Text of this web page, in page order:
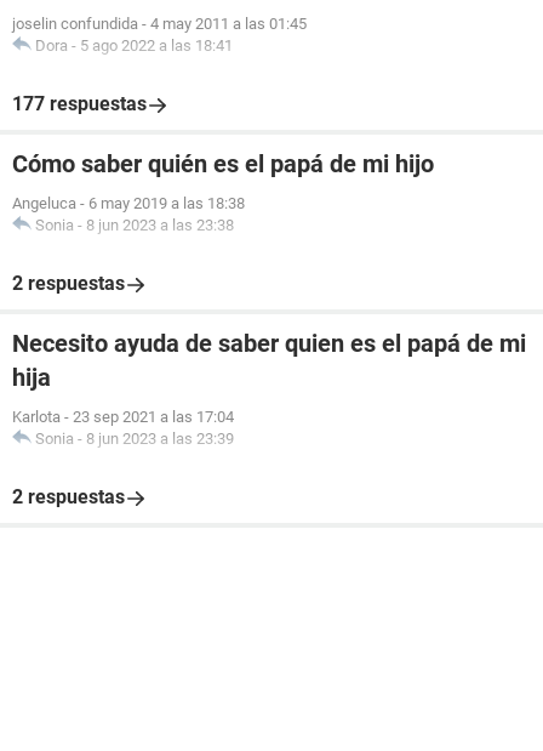
joselin confundida - 4 may 2011 a las 01:45
Dora - 5 ago 2022 a las 18:41
177 respuestas
Cómo saber quién es el papá de mi hijo
Angeluca - 6 may 2019 a las 18:38
Sonia - 8 jun 2023 a las 23:38
2 respuestas
Necesito ayuda de saber quien es el papá de mi
hija
Karlota - 23 sep 2021 a las 17:04
Sonia - 8 jun 2023 a las 23:39
2 respuestas